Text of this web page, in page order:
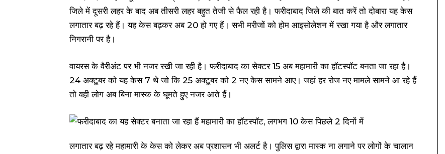
जिले में दूसरी लहर के बाद अब तीसरी लहर बहुत तेजी से फैल रही है। फरीदाबाद जिले की बात करें तो दोबारा यह केस
लगातार बढ़ रहे हैं। यह केस बढ़कर अब 20 हो गए हैं। सभी मरीजों को होम आइसोलेशन में रखा गया है और लगातार
निगरानी पर है।
वायरस के वैरीअंट पर भी नजर रखी जा रही है। फरीदाबाद का सेक्टर 15 अब महामारी का हॉटस्पॉट बनता जा रहा है।
24 अक्टूबर को यह केस 7 थे जो कि 25 अक्टूबर को 2 नए केस सामने आए। जहां हर रोज नए मामले सामने आ रहे हैं
तो वही लोग अब बिना मास्क के घूमते हुए नजर आते हैं।
लगातार बढ़ रहे महामारी के केस को लेकर अब प्रशासन भी अलर्ट है। पुलिस द्वारा मास्क ना लगाने पर लोगों के चालान